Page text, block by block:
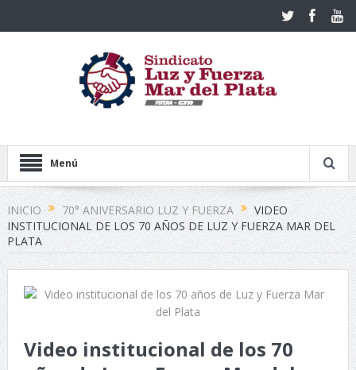
Menú
INICIO 70° ANIVERSARIO LUZ Y FUERZA
VIDEO
INSTITUCIONAL DE LOS 70 AÑOS DE LUZ Y FUERZA MAR DEL
PLATA
Video institucional de los 70